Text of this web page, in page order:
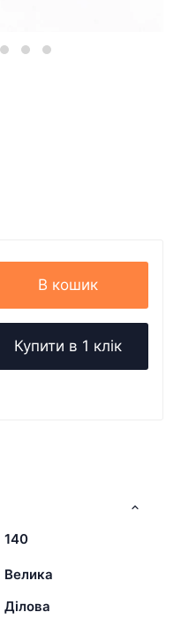
В кошик
Купити в 1 клік
140
Велика
Ділова